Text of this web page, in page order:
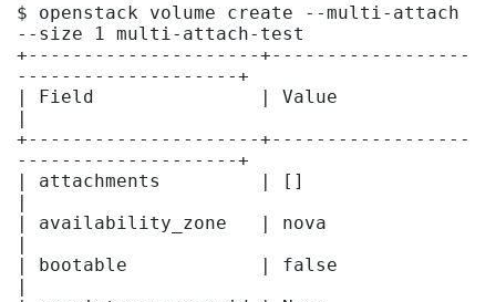
$ openstack volume create --multi-attach
--size 1 multi-attach-test
+---------------------+------------------
--------------------+
| Field               | Value
|
+---------------------+------------------
--------------------+
| attachments         | []
|
| availability_zone   | nova
|
| bootable            | false
|